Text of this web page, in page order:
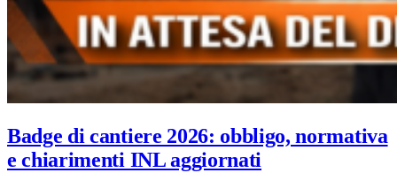
Badge di cantiere 2026: obbligo, normativa
e chiarimenti INL aggiornati